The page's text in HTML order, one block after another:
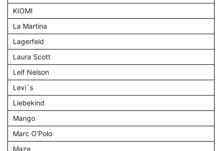
KIOMI
La Martina
Lagerfeld
Laura Scott
Leif Nelson
Levi´s
Liebekind
Mango
Marc O'Polo
Maze